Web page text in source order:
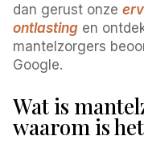
dan gerust onze
ontlasting en
mantelzorgers
Google.
Wat is
waarom is